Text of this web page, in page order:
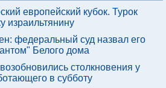
европейский кубок. Турок
израильтянину
федеральный суд назвал его
Белого дома
столкновения у
в субботу